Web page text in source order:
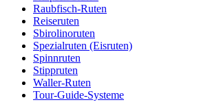
Raubfisch-Ruten
Reiseruten
Sbirolinoruten
Spezialruten (Eisruten)
Spinnruten
Stippruten
Waller-Ruten
Tour-Guide-Systeme